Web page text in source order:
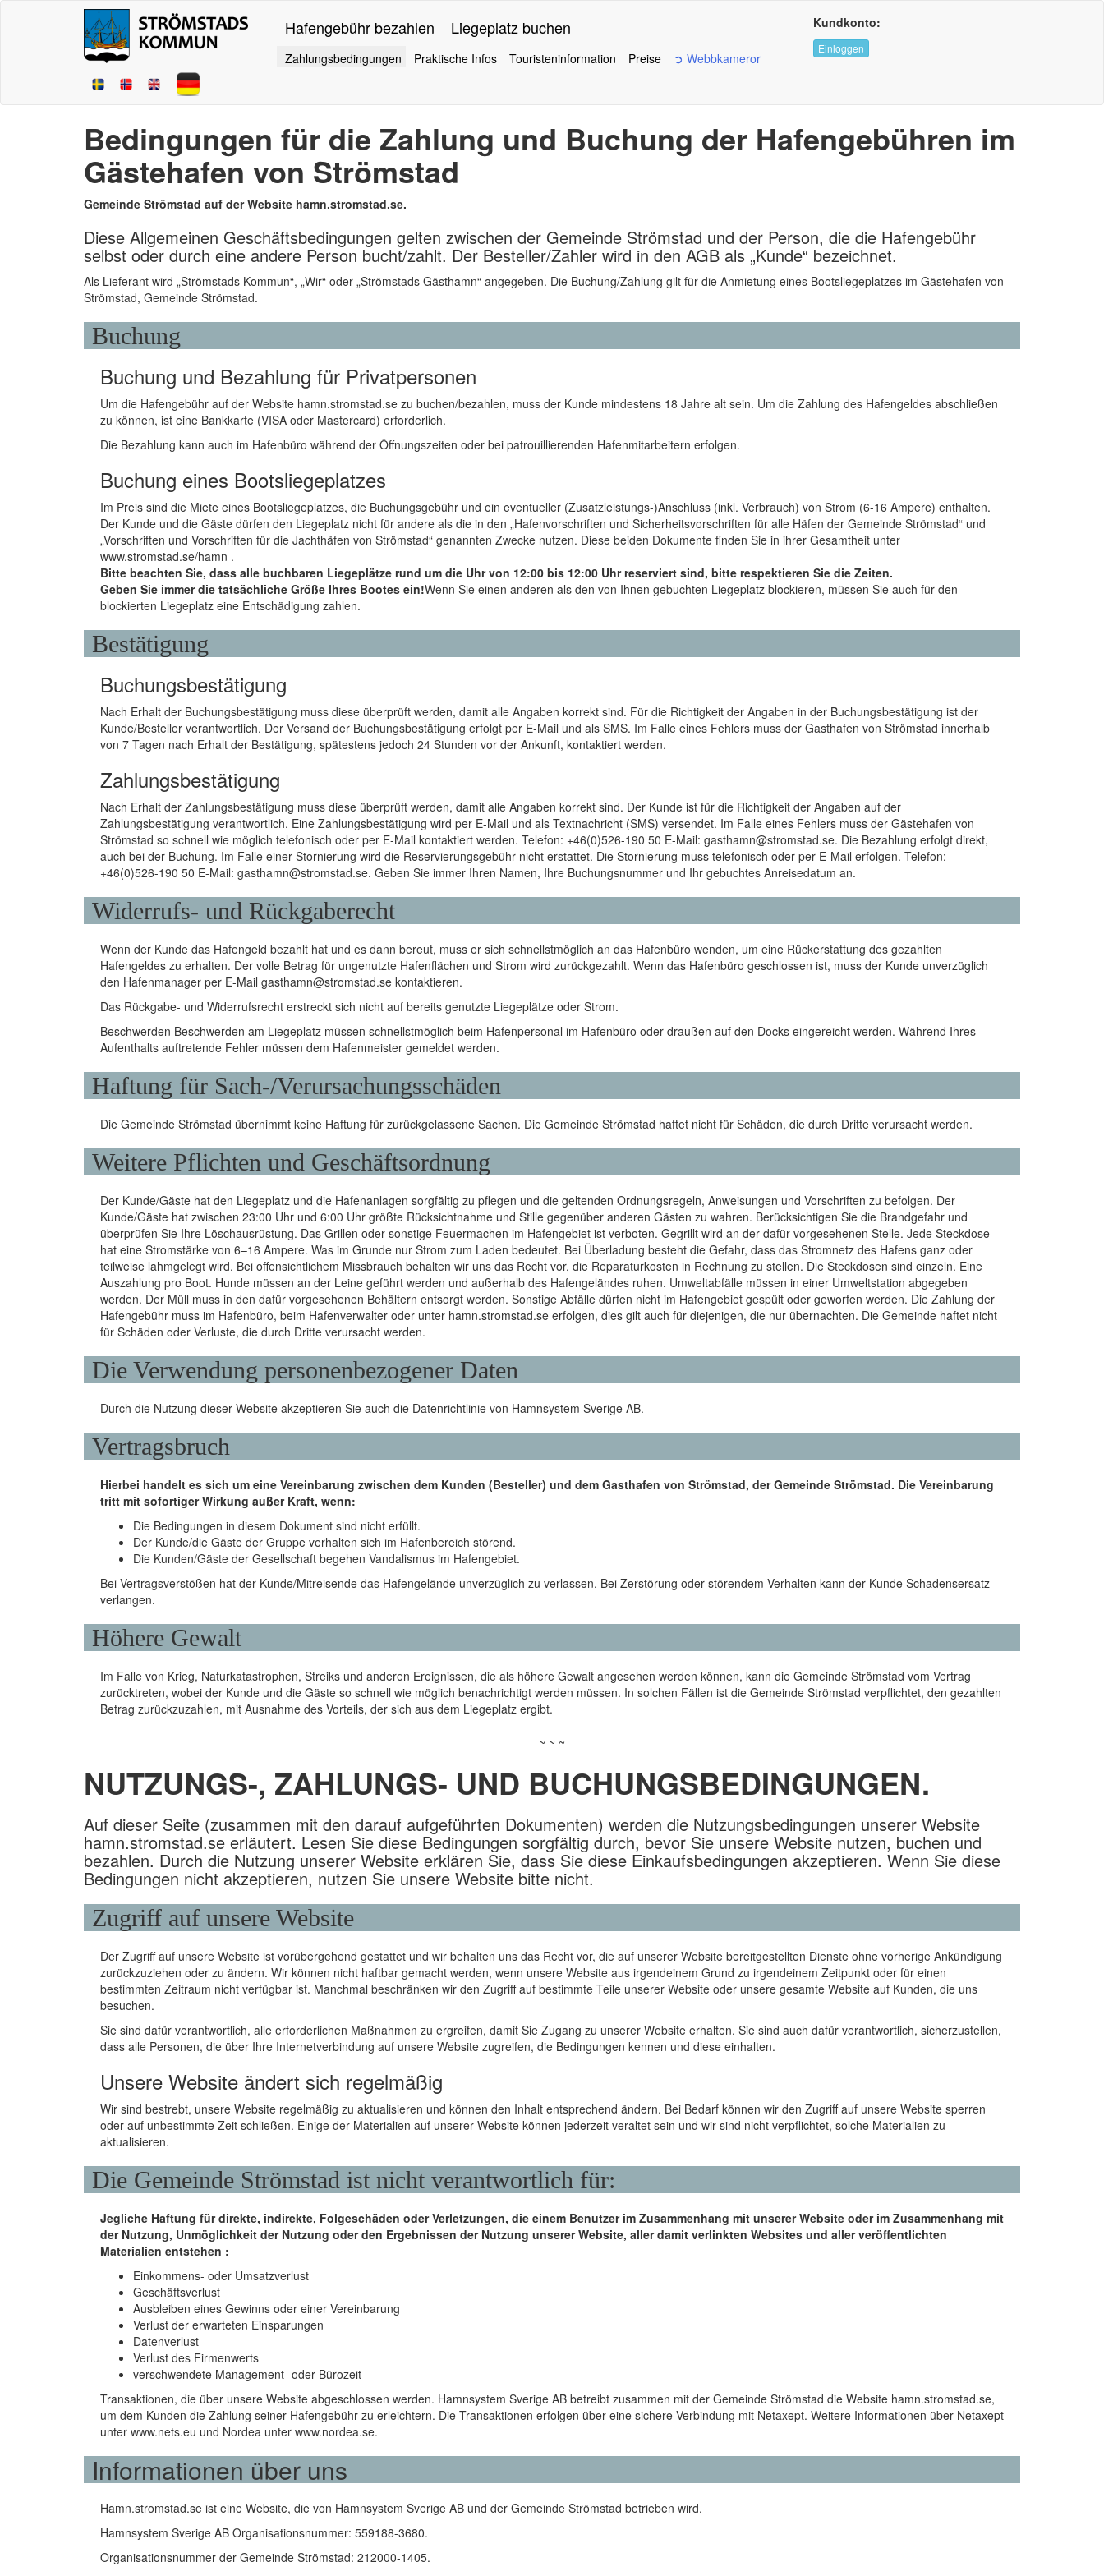
Hafengebühr bezahlen Liegeplatz buchen
Zahlungsbedingungen Praktische Infos Touristeninformation Preise ➲ Webbkameror
Kundkonto:
Einloggen
Bedingungen für die Zahlung und Buchung der Hafengebühren im
Gästehafen von Strömstad
Gemeinde Strömstad auf der Website hamn.stromstad.se.
Diese Allgemeinen Geschäftsbedingungen gelten zwischen der Gemeinde Strömstad und der Person, die die Hafengebühr
selbst oder durch eine andere Person bucht/zahlt. Der Besteller/Zahler wird in den AGB als „Kunde“ bezeichnet.
Als Lieferant wird „Strömstads Kommun“, „Wir“ oder „Strömstads Gästhamn“ angegeben. Die Buchung/Zahlung gilt für die Anmietung eines Bootsliegeplatzes im Gästehafen von
Strömstad, Gemeinde Strömstad.
Buchung
Buchung und Bezahlung für Privatpersonen
Um die Hafengebühr auf der Website hamn.stromstad.se zu buchen/bezahlen, muss der Kunde mindestens 18 Jahre alt sein. Um die Zahlung des Hafengeldes abschließen
zu können, ist eine Bankkarte (VISA oder Mastercard) erforderlich.
Die Bezahlung kann auch im Hafenbüro während der Öffnungszeiten oder bei patrouillierenden Hafenmitarbeitern erfolgen.
Buchung eines Bootsliegeplatzes
Im Preis sind die Miete eines Bootsliegeplatzes, die Buchungsgebühr und ein eventueller (Zusatzleistungs-)Anschluss (inkl. Verbrauch) von Strom (6-16 Ampere) enthalten.
Der Kunde und die Gäste dürfen den Liegeplatz nicht für andere als die in den „Hafenvorschriften und Sicherheitsvorschriften für alle Häfen der Gemeinde Strömstad“ und
„Vorschriften und Vorschriften für die Jachthäfen von Strömstad“ genannten Zwecke nutzen. Diese beiden Dokumente finden Sie in ihrer Gesamtheit unter
www.stromstad.se/hamn .
Bitte beachten Sie, dass alle buchbaren Liegeplätze rund um die Uhr von 12:00 bis 12:00 Uhr reserviert sind, bitte respektieren Sie die Zeiten.
Geben Sie immer die tatsächliche Größe Ihres Bootes ein!Wenn Sie einen anderen als den von Ihnen gebuchten Liegeplatz blockieren, müssen Sie auch für den
blockierten Liegeplatz eine Entschädigung zahlen.
Bestätigung
Buchungsbestätigung
Nach Erhalt der Buchungsbestätigung muss diese überprüft werden, damit alle Angaben korrekt sind. Für die Richtigkeit der Angaben in der Buchungsbestätigung ist der
Kunde/Besteller verantwortlich. Der Versand der Buchungsbestätigung erfolgt per E-Mail und als SMS. Im Falle eines Fehlers muss der Gasthafen von Strömstad innerhalb
von 7 Tagen nach Erhalt der Bestätigung, spätestens jedoch 24 Stunden vor der Ankunft, kontaktiert werden.
Zahlungsbestätigung
Nach Erhalt der Zahlungsbestätigung muss diese überprüft werden, damit alle Angaben korrekt sind. Der Kunde ist für die Richtigkeit der Angaben auf der
Zahlungsbestätigung verantwortlich. Eine Zahlungsbestätigung wird per E-Mail und als Textnachricht (SMS) versendet. Im Falle eines Fehlers muss der Gästehafen von
Strömstad so schnell wie möglich telefonisch oder per E-Mail kontaktiert werden. Telefon: +46(0)526-190 50 E-Mail: gasthamn@stromstad.se. Die Bezahlung erfolgt direkt,
auch bei der Buchung. Im Falle einer Stornierung wird die Reservierungsgebühr nicht erstattet. Die Stornierung muss telefonisch oder per E-Mail erfolgen. Telefon:
+46(0)526-190 50 E-Mail: gasthamn@stromstad.se. Geben Sie immer Ihren Namen, Ihre Buchungsnummer und Ihr gebuchtes Anreisedatum an.
Widerrufs- und Rückgaberecht
Wenn der Kunde das Hafengeld bezahlt hat und es dann bereut, muss er sich schnellstmöglich an das Hafenbüro wenden, um eine Rückerstattung des gezahlten
Hafengeldes zu erhalten. Der volle Betrag für ungenutzte Hafenflächen und Strom wird zurückgezahlt. Wenn das Hafenbüro geschlossen ist, muss der Kunde unverzüglich
den Hafenmanager per E-Mail gasthamn@stromstad.se kontaktieren.
Das Rückgabe- und Widerrufsrecht erstreckt sich nicht auf bereits genutzte Liegeplätze oder Strom.
Beschwerden Beschwerden am Liegeplatz müssen schnellstmöglich beim Hafenpersonal im Hafenbüro oder draußen auf den Docks eingereicht werden. Während Ihres
Aufenthalts auftretende Fehler müssen dem Hafenmeister gemeldet werden.
Haftung für Sach-/Verursachungsschäden
Die Gemeinde Strömstad übernimmt keine Haftung für zurückgelassene Sachen. Die Gemeinde Strömstad haftet nicht für Schäden, die durch Dritte verursacht werden.
Weitere Pflichten und Geschäftsordnung
Der Kunde/Gäste hat den Liegeplatz und die Hafenanlagen sorgfältig zu pflegen und die geltenden Ordnungsregeln, Anweisungen und Vorschriften zu befolgen. Der
Kunde/Gäste hat zwischen 23:00 Uhr und 6:00 Uhr größte Rücksichtnahme und Stille gegenüber anderen Gästen zu wahren. Berücksichtigen Sie die Brandgefahr und
überprüfen Sie Ihre Löschausrüstung. Das Grillen oder sonstige Feuermachen im Hafengebiet ist verboten. Gegrillt wird an der dafür vorgesehenen Stelle. Jede Steckdose
hat eine Stromstärke von 6–16 Ampere. Was im Grunde nur Strom zum Laden bedeutet. Bei Überladung besteht die Gefahr, dass das Stromnetz des Hafens ganz oder
teilweise lahmgelegt wird. Bei offensichtlichem Missbrauch behalten wir uns das Recht vor, die Reparaturkosten in Rechnung zu stellen. Die Steckdosen sind einzeln. Eine
Auszahlung pro Boot. Hunde müssen an der Leine geführt werden und außerhalb des Hafengeländes ruhen. Umweltabfälle müssen in einer Umweltstation abgegeben
werden. Der Müll muss in den dafür vorgesehenen Behältern entsorgt werden. Sonstige Abfälle dürfen nicht im Hafengebiet gespült oder geworfen werden. Die Zahlung der
Hafengebühr muss im Hafenbüro, beim Hafenverwalter oder unter hamn.stromstad.se erfolgen, dies gilt auch für diejenigen, die nur übernachten. Die Gemeinde haftet nicht
für Schäden oder Verluste, die durch Dritte verursacht werden.
Die Verwendung personenbezogener Daten
Durch die Nutzung dieser Website akzeptieren Sie auch die Datenrichtlinie von Hamnsystem Sverige AB.
Vertragsbruch
Hierbei handelt es sich um eine Vereinbarung zwischen dem Kunden (Besteller) und dem Gasthafen von Strömstad, der Gemeinde Strömstad. Die Vereinbarung
tritt mit sofortiger Wirkung außer Kraft, wenn:
Die Bedingungen in diesem Dokument sind nicht erfüllt.
Der Kunde/die Gäste der Gruppe verhalten sich im Hafenbereich störend.
Die Kunden/Gäste der Gesellschaft begehen Vandalismus im Hafengebiet.
Bei Vertragsverstößen hat der Kunde/Mitreisende das Hafengelände unverzüglich zu verlassen. Bei Zerstörung oder störendem Verhalten kann der Kunde Schadensersatz
verlangen.
Höhere Gewalt
Im Falle von Krieg, Naturkatastrophen, Streiks und anderen Ereignissen, die als höhere Gewalt angesehen werden können, kann die Gemeinde Strömstad vom Vertrag
zurücktreten, wobei der Kunde und die Gäste so schnell wie möglich benachrichtigt werden müssen. In solchen Fällen ist die Gemeinde Strömstad verpflichtet, den gezahlten
Betrag zurückzuzahlen, mit Ausnahme des Vorteils, der sich aus dem Liegeplatz ergibt.
~ ~ ~
NUTZUNGS-, ZAHLUNGS- UND BUCHUNGSBEDINGUNGEN.
Auf dieser Seite (zusammen mit den darauf aufgeführten Dokumenten) werden die Nutzungsbedingungen unserer Website
hamn.stromstad.se erläutert. Lesen Sie diese Bedingungen sorgfältig durch, bevor Sie unsere Website nutzen, buchen und
bezahlen. Durch die Nutzung unserer Website erklären Sie, dass Sie diese Einkaufsbedingungen akzeptieren. Wenn Sie diese
Bedingungen nicht akzeptieren, nutzen Sie unsere Website bitte nicht.
Zugriff auf unsere Website
Der Zugriff auf unsere Website ist vorübergehend gestattet und wir behalten uns das Recht vor, die auf unserer Website bereitgestellten Dienste ohne vorherige Ankündigung
zurückzuziehen oder zu ändern. Wir können nicht haftbar gemacht werden, wenn unsere Website aus irgendeinem Grund zu irgendeinem Zeitpunkt oder für einen
bestimmten Zeitraum nicht verfügbar ist. Manchmal beschränken wir den Zugriff auf bestimmte Teile unserer Website oder unsere gesamte Website auf Kunden, die uns
besuchen.
Sie sind dafür verantwortlich, alle erforderlichen Maßnahmen zu ergreifen, damit Sie Zugang zu unserer Website erhalten. Sie sind auch dafür verantwortlich, sicherzustellen,
dass alle Personen, die über Ihre Internetverbindung auf unsere Website zugreifen, die Bedingungen kennen und diese einhalten.
Unsere Website ändert sich regelmäßig
Wir sind bestrebt, unsere Website regelmäßig zu aktualisieren und können den Inhalt entsprechend ändern. Bei Bedarf können wir den Zugriff auf unsere Website sperren
oder auf unbestimmte Zeit schließen. Einige der Materialien auf unserer Website können jederzeit veraltet sein und wir sind nicht verpflichtet, solche Materialien zu
aktualisieren.
Die Gemeinde Strömstad ist nicht verantwortlich für:
Jegliche Haftung für direkte, indirekte, Folgeschäden oder Verletzungen, die einem Benutzer im Zusammenhang mit unserer Website oder im Zusammenhang mit
der Nutzung, Unmöglichkeit der Nutzung oder den Ergebnissen der Nutzung unserer Website, aller damit verlinkten Websites und aller veröffentlichten
Materialien entstehen :
Einkommens- oder Umsatzverlust
Geschäftsverlust
Ausbleiben eines Gewinns oder einer Vereinbarung
Verlust der erwarteten Einsparungen
Datenverlust
Verlust des Firmenwerts
verschwendete Management- oder Bürozeit
Transaktionen, die über unsere Website abgeschlossen werden. Hamnsystem Sverige AB betreibt zusammen mit der Gemeinde Strömstad die Website hamn.stromstad.se,
um dem Kunden die Zahlung seiner Hafengebühr zu erleichtern. Die Transaktionen erfolgen über eine sichere Verbindung mit Netaxept. Weitere Informationen über Netaxept
unter www.nets.eu und Nordea unter www.nordea.se.
Informationen über uns
Hamn.stromstad.se ist eine Website, die von Hamnsystem Sverige AB und der Gemeinde Strömstad betrieben wird.
Hamnsystem Sverige AB Organisationsnummer: 559188-3680.
Organisationsnummer der Gemeinde Strömstad: 212000-1405.